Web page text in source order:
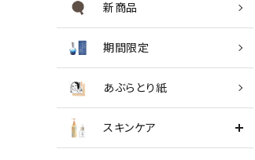
新商品
期間限定
あぶらとり紙
スキンケア